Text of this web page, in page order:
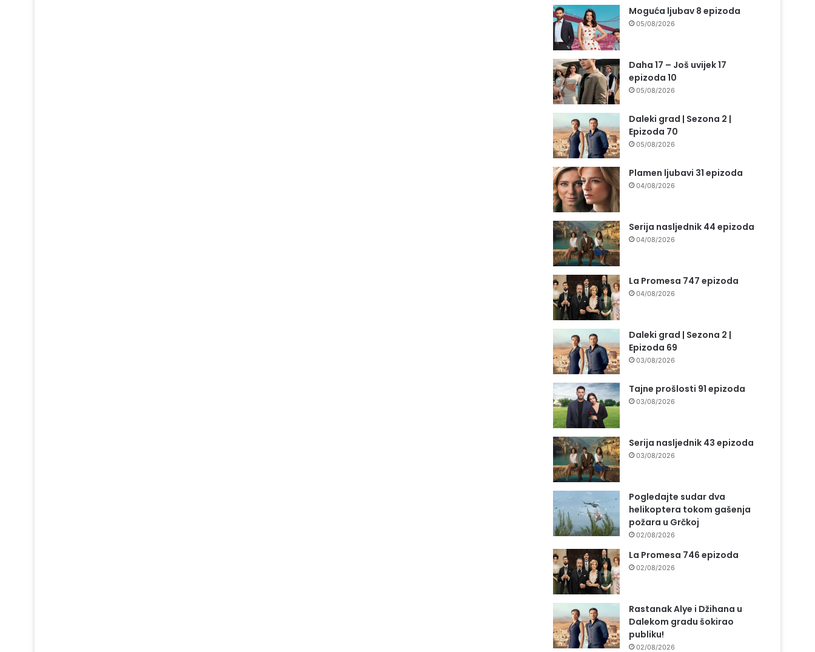
Moguća ljubav 8 epizoda
05/08/2026
Daha 17 – Još uvijek 17
epizoda 10
05/08/2026
Daleki grad | Sezona 2 |
Epizoda 70
05/08/2026
Plamen ljubavi 31 epizoda
04/08/2026
Serija nasljednik 44 epizoda
04/08/2026
La Promesa 747 epizoda
04/08/2026
Daleki grad | Sezona 2 |
Epizoda 69
03/08/2026
Tajne prošlosti 91 epizoda
03/08/2026
Serija nasljednik 43 epizoda
03/08/2026
Pogledajte sudar dva
helikoptera tokom gašenja
požara u Grčkoj
02/08/2026
La Promesa 746 epizoda
02/08/2026
Rastanak Alye i Džihana u
Dalekom gradu šokirao
publiku!
02/08/2026